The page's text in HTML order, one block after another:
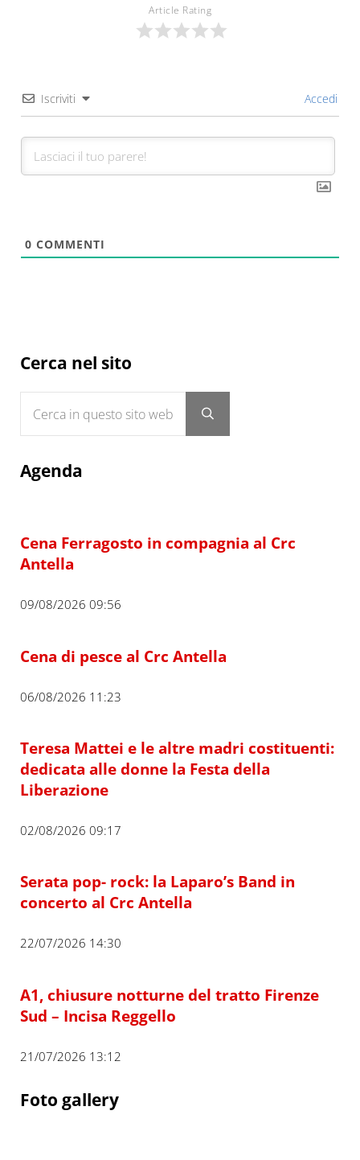
Article Rating
Iscriviti Accedi
0 COMMENTI
Sidebar
Cerca nel sito
Submit search
Agenda
Cena Ferragosto in compagnia al Crc
Antella
09/08/2026 09:56
Cena di pesce al Crc Antella
06/08/2026 11:23
Teresa Mattei e le altre madri costituenti:
dedicata alle donne la Festa della
Liberazione
02/08/2026 09:17
Serata pop- rock: la Laparo’s Band in
concerto al Crc Antella
22/07/2026 14:30
A1, chiusure notturne del tratto Firenze
Sud – Incisa Reggello
21/07/2026 13:12
Foto gallery